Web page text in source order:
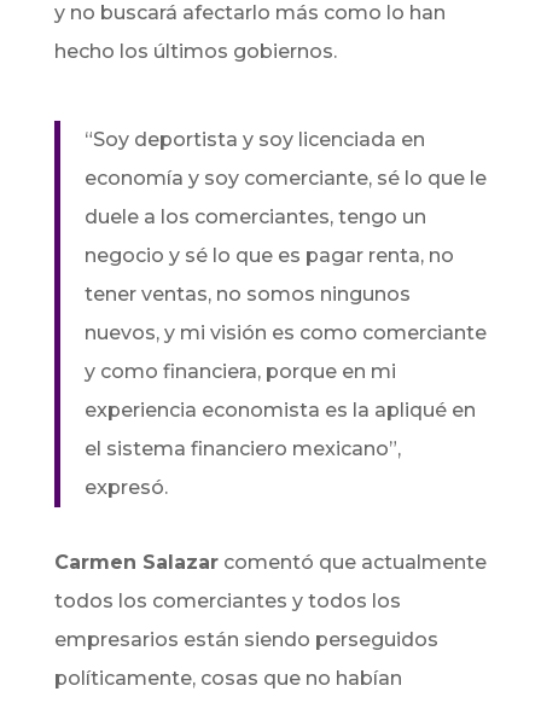
y no buscará afectarlo más como lo han
hecho los últimos gobiernos.
“Soy deportista y soy licenciada en
economía y soy comerciante, sé lo que le
duele a los comerciantes, tengo un
negocio y sé lo que es pagar renta, no
tener ventas, no somos ningunos
nuevos, y mi visión es como comerciante
y como financiera, porque en mi
experiencia economista es la apliqué en
el sistema financiero mexicano”,
expresó.
Carmen Salazarcomentó que actualmente
todos los comerciantes y todos los
empresarios están siendo perseguidos
políticamente, cosas que no habían